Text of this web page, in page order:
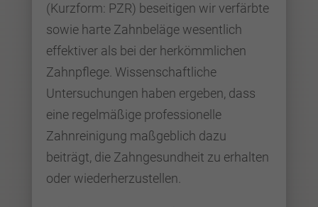
(Kurzform: PZR) beseitigen wir verfärbte
sowie harte Zahnbeläge wesentlich
effektiver als bei der herkömmlichen
Zahnpflege. Wissenschaftliche
Untersuchungen haben ergeben, dass
eine regelmäßige professionelle
Zahnreinigung maßgeblich dazu
beiträgt, die Zahngesundheit zu erhalten
oder wiederherzustellen.